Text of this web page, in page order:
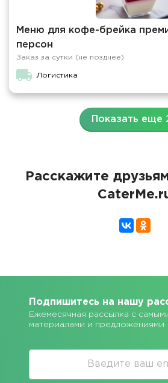
Меню для кофе-брейка
персон
Заказ за сутки (не позднее)
Логистика
Показать еще
Расскажите
Подпишитесь на нашу
Ежемесячная рассылка с
материалами и предложениями